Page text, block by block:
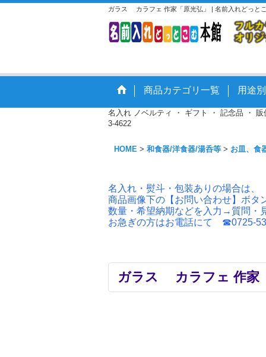
ガラス カラフェ 作家「原光弘」 | 名前入れどっと
商品カテゴリ一覧 用途
名入れ ノベルティ ・ ギフト ・ 記念品 ・
3-4622
HOME > 和食器/洋食器/湯呑等 > お皿、
名入れ・熨斗・包装ありの場合は、
商品画像下の【お問い合わせ】ボタ
数量・希望納期などを入力→質問・
お急ぎの方はお電話にて ☎0725-
ガラス カラフェ 作家